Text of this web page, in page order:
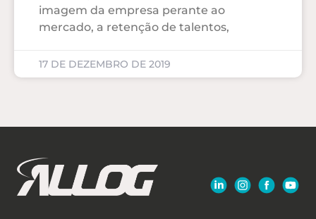
imagem da empresa perante ao
mercado, a retenção de talentos,
17 DE DEZEMBRO DE 2019